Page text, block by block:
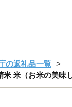
の返礼品一覧
米（お米の美味